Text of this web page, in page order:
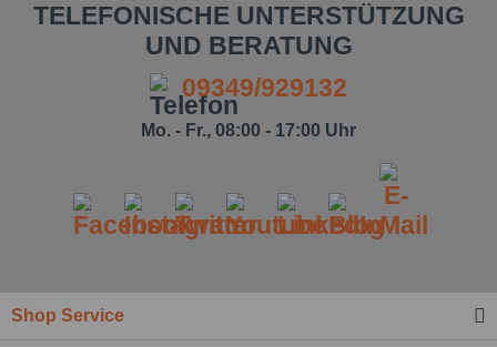
TELEFONISCHE UNTERSTÜTZUNG
UND BERATUNG
09349/929132
Mo. - Fr., 08:00 - 17:00 Uhr
Shop Service